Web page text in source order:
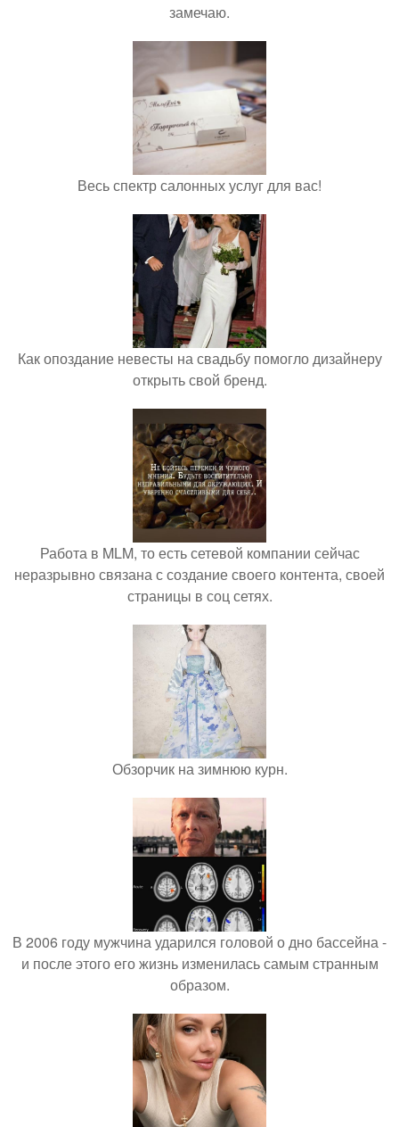
замечаю.
Весь спектр салонных услуг для вас!
Как опоздание невесты на свадьбу помогло дизайнеру
открыть свой бренд.
Работа в MLM, то есть сетевой компании сейчас
неразрывно связана с создание своего контента, своей
страницы в соц сетях.
Обзорчик на зимнюю курн.
В 2006 году мужчина ударился головой о дно бассейна -
и после этого его жизнь изменилась самым странным
образом.